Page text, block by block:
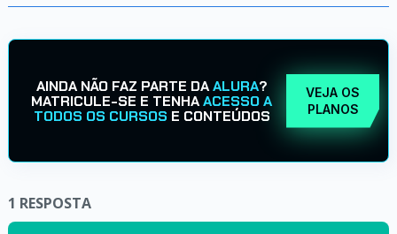
AINDA NÃO FAZ PARTE DAALURA?
MATRICULE-SE E TENHAACESSO A
TODOS OS CURSOS E CONTEÚDOS
VEJA OS
PLANOS
1 RESPOSTA